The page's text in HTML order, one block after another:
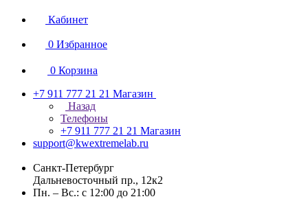
Кабинет
0 Избранное
0 Корзина
+7 911 777 21 21 Магазин
Назад
Телефоны
+7 911 777 21 21 Магазин
support@kwextremelab.ru
Санкт-Петербург
Дальневосточный пр., 12к2
Пн. – Вс.: с 12:00 до 21:00